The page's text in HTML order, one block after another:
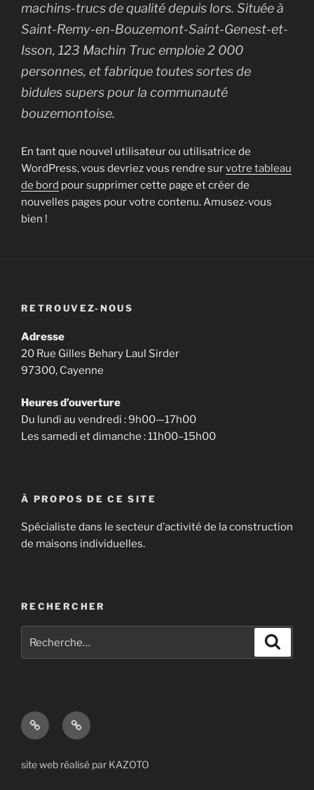
machins-trucs de qualité depuis lors. Située à
Saint-Remy-en-Bouzemont-Saint-Genest-et-
Isson, 123 Machin Truc emploie 2 000
personnes, et fabrique toutes sortes de
bidules supers pour la communauté
bouzemontoise.
En tant que nouvel utilisateur ou utilisatrice de
WordPress, vous devriez vous rendre survotre tableau
de bord pour supprimer cette page et créer de
nouvelles pages pour votre contenu. Amusez-vous
bien !
RETROUVEZ-NOUS
Adresse
20 Rue Gilles Behary Laul Sirder
97300, Cayenne
Heures d’ouverture
Du lundi au vendredi : 9h00—17h00
Les samedi et dimanche : 11h00–15h00
À PROPOS DE CE SITE
Spécialiste dans le secteur d’activité de la construction
de maisons individuelles.
RECHERCHER
pour
Mentions
légales
CGU
site web réalisé par KAZOTO